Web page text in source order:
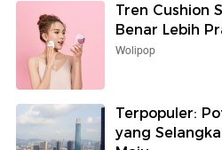
Tren Cushion
Benar Lebih
Wolipop
Terpopuler:
yang